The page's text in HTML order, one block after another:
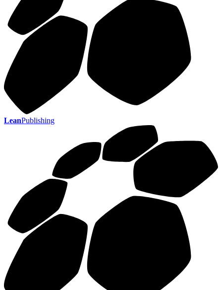
LeanPublishing